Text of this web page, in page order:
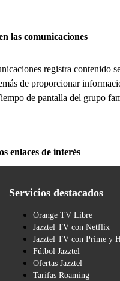
las comunicaciones
registra contenido
de proporcionar
de pantalla del grupo
enlaces de interés
Servicios destacados
Orange TV Libre
Jazztel TV con Netflix
Jazztel TV con Prime y
Fútbol Jazztel
Ofertas Jazztel
Tarifas Roaming